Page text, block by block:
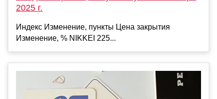
2025 г.
Индекс Изменение, пункты Цена закрытия
Изменение, % NIKKEI 225...